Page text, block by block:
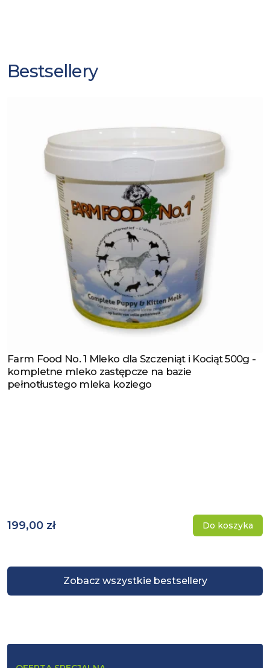
Bestsellery
Zobacz wszystkie bestsellery
Zobacz produkt
Farm Food No. 1 Mleko dla Szczeniąt i Kociąt 500g -
kompletne mleko zastępcze na bazie
pełnotłustego mleka koziego
199,00 zł Do koszyka